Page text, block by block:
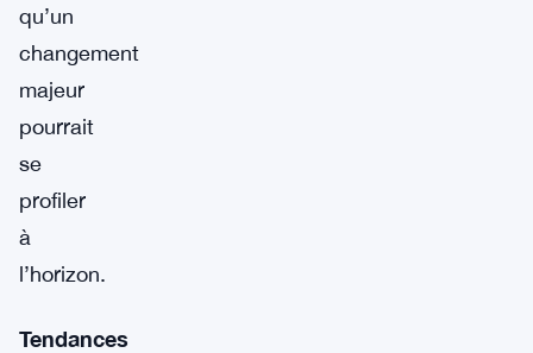
qu’un
changement
majeur
pourrait
se
profiler
à
l’horizon.
Tendances